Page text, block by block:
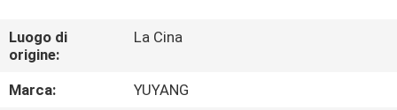
CIRCA
NOI
Luogo di
origine:
La Cina
Marca:
YUYANG